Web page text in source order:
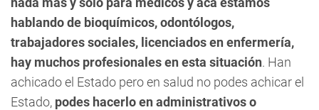
hablando de bioquímicos, odontólogos,
trabajadores sociales, licenciados en enfermería,
hay muchos profesionales en esta situación. Han
achicado el Estado pero en salud no podes achicar el
Estado, podes hacerlo en administrativos o